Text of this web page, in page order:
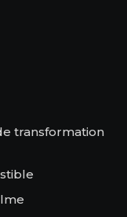
transformation